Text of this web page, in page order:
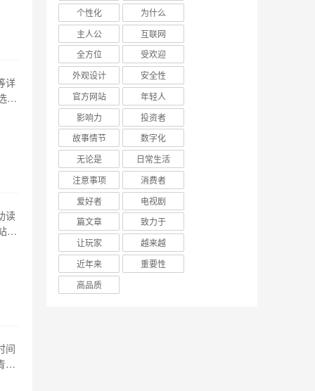
详
读
，
间
岛
个性化
为什么
主人公
互联网
全方位
受欢迎
外观设计
安全性
官方网站
年轻人
影响力
投资者
故事情节
数字化
无论是
日常生活
注意事项
消费者
爱好者
电视剧
篇文章
致力于
让玩家
越来越
近年来
重要性
高品质